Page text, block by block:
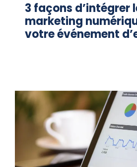
3 façons d’intégrer
marketing
votre événement